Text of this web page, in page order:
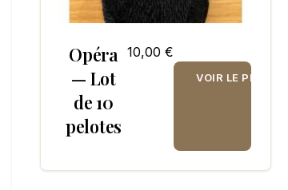
Opéra
— Lot
de 10
pelotes
10,00 €
VOIR LE PRODUIT